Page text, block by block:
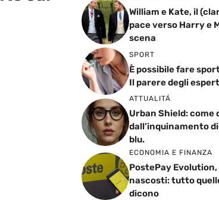
William e Kate, il
pace verso Harry e
scena
SPORT
È possibile fare
Il parere degli
ATTUALITÁ
Urban Shield: come
dall’inquinamento
blu.
ECONOMIA E FINANZA
PostePay
nascosti: tutto
dicono